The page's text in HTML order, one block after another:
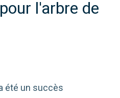
l'arbre de
été un succès